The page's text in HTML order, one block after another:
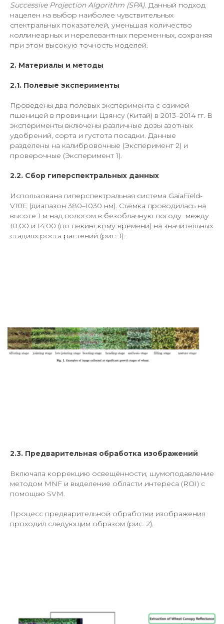
Successive Projection Algorithm (SPA). Данный подход
нацелен на выбор наиболее чувствительных
спектральных показателей, уменьшая количество
коллинеарных и нерелевантных переменных, сохраняя
при этом высокую точность моделей.
2. Материалы и методы
2.1. Полевые эксперименты
Проведены два полевых эксперимента с озимой
пшеницей в провинции Цзянсу (Китай) в 2013–2014 гг. В
эксперименты включены различные дозы азотных
удобрений, сорта и густота посадки. Данные
разделены на калибровочные (Эксперимент 2) и
проверочные (Эксперимент 1).
2.2. Сбор гиперспектральных данных
Использована гиперспектральная система GaiaField-
V10E (диапазон 380–1030 нм). Съёмка проводилась на
высоте 1 м над пологом в безоблачную погоду между
10:00 и 14:00 (по пекинскому времени) на значительных
стадиях роста растений (рис. 1).
2.3. Предварительная обработка изображений
Включала коррекцию освещённости, шумоподавление
методом MNF и выделение области интереса (ROI) с
помощью SVM.
Процесс предварительной обработки изображения
проходил следующим образом (рис. 2).